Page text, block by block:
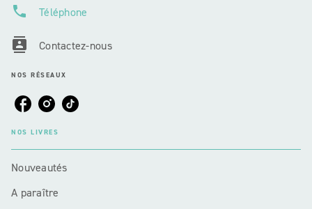
phone Téléphone
contacts Contactez-nous
NOS RÉSEAUX
NOS LIVRES
Nouveautés
A paraître